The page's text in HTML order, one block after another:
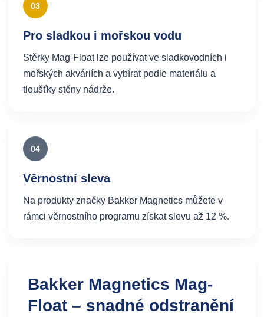
03
Pro sladkou i mořskou vodu
Stěrky Mag-Float lze používat ve sladkovodních i
mořských akváriích a vybírat podle materiálu a
tloušťky stěny nádrže.
04
Věrnostní sleva
Na produkty značky Bakker Magnetics můžete v
rámci věrnostního programu získat slevu až 12 %.
Bakker Magnetics Mag-
Float – snadné odstranění